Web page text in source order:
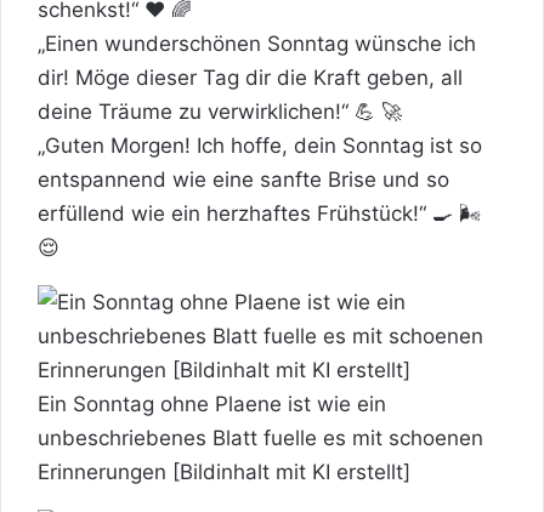
schenkst!“ ❤️ 🌈
„Einen wunderschönen Sonntag wünsche ich
dir! Möge dieser Tag dir die Kraft geben, all
deine Träume zu verwirklichen!“ 💪 🚀
„Guten Morgen! Ich hoffe, dein Sonntag ist so
entspannend wie eine sanfte Brise und so
erfüllend wie ein herzhaftes Frühstück!“ 🍳 🌬️
😌
Ein Sonntag ohne Plaene ist wie ein
unbeschriebenes Blatt fuelle es mit schoenen
Erinnerungen [Bildinhalt mit KI erstellt]